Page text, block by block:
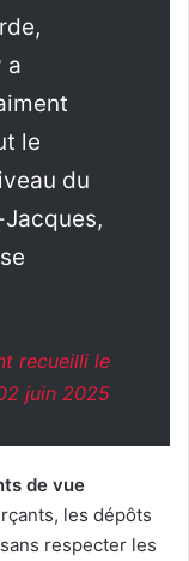
a
le
du
recueilli le
juin 2025
de vue
les dépôts
respecter les